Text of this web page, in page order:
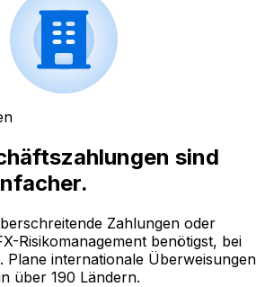
sind
Zahlungen oder
Risikomanagement benötigst, bei
Plane internationale Überweisungen
über 190 Ländern.